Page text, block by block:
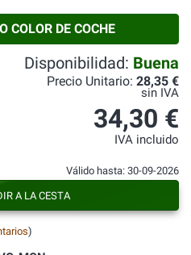
COLOR DE COCHE
)
Disponibilidad: Buena
Precio Unitario: 28,35 €
sin IVA
34,30 €
IVA incluido
Válido hasta: 30-09-2026
A LA CESTA